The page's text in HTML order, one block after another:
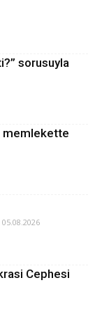
sorusuyla
memlekette
05.08.2026
Cephesi